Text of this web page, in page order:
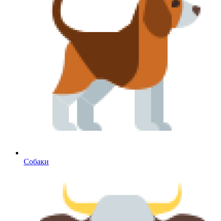
Собаки